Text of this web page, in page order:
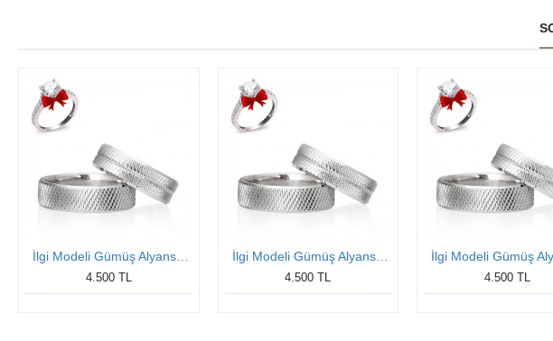
İlgi Modeli Gümüş Alyans Çifti
4.500 TL
İlgi Modeli Gümüş Alyans Çifti
4.500 TL 4.500 TL